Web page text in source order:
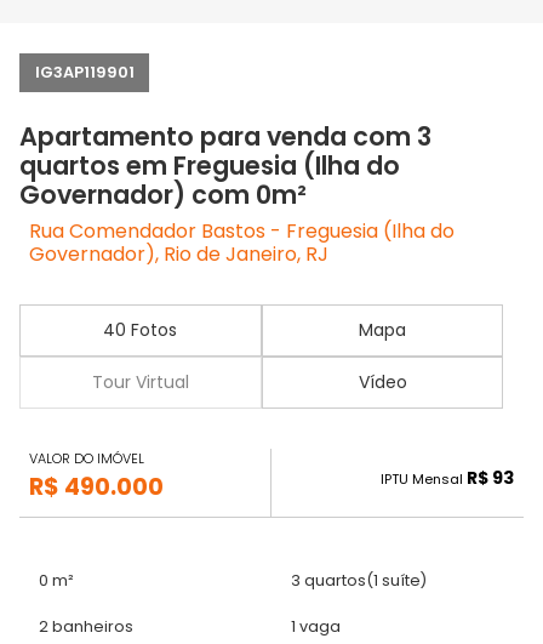
IG3AP119901
Apartamento para venda com 3
quartos em Freguesia (Ilha do
Governador) com 0m²
Rua Comendador Bastos - Freguesia (Ilha do
Governador), Rio de Janeiro, RJ
40 Fotos Mapa
Tour Virtual Vídeo
VALOR DO IMÓVEL
R$ 490.000 IPTU Mensal R$ 93
0 m² 3 quartos(1 suíte)
2 banheiros 1 vaga